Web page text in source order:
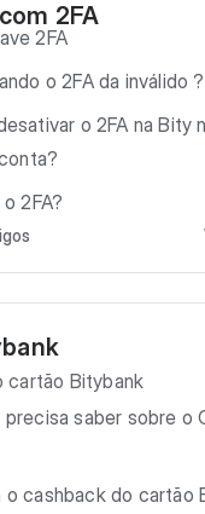
2FA
2FA
o 2FA da inválido ?
o 2FA na Bity
2FA?
cartão Bitybank
saber sobre o
o cashback do cartão